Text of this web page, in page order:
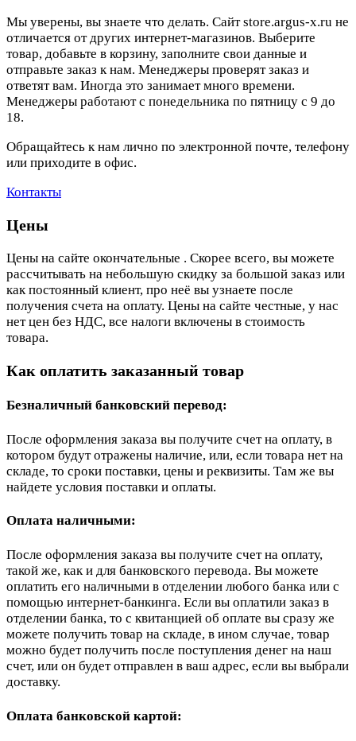
Мы уверены, вы знаете что делать. Сайт store.argus-x.ru не
отличается от других интернет-магазинов. Выберите
товар, добавьте в корзину, заполните свои данные и
отправьте заказ к нам. Менеджеры проверят заказ и
ответят вам. Иногда это занимает много времени.
Менеджеры работают с понедельника по пятницу с 9 до
18.
Обращайтесь к нам лично по электронной почте, телефону
или приходите в офис.
Контакты
Цены
Цены на сайте окончательные . Скорее всего, вы можете
рассчитывать на небольшую скидку за большой заказ или
как постоянный клиент, про неё вы узнаете после
получения счета на оплату. Цены на сайте честные, у нас
нет цен без НДС, все налоги включены в стоимость
товара.
Как оплатить заказанный товар
Безналичный банковский перевод:
После оформления заказа вы получите счет на оплату, в
котором будут отражены наличие, или, если товара нет на
складе, то сроки поставки, цены и реквизиты. Там же вы
найдете условия поставки и оплаты.
Оплата наличными:
После оформления заказа вы получите счет на оплату,
такой же, как и для банковского перевода. Вы можете
оплатить его наличными в отделении любого банка или с
помощью интернет-банкинга. Если вы оплатили заказ в
отделении банка, то с квитанцией об оплате вы сразу же
можете получить товар на складе, в ином случае, товар
можно будет получить после поступления денег на наш
счет, или он будет отправлен в ваш адрес, если вы выбрали
доставку.
Оплата банковской картой: